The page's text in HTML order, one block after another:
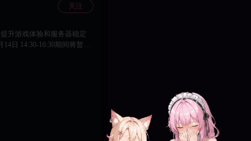
关注
升游戏体验和服务器稳定
4. 充值=0且等级小于12级